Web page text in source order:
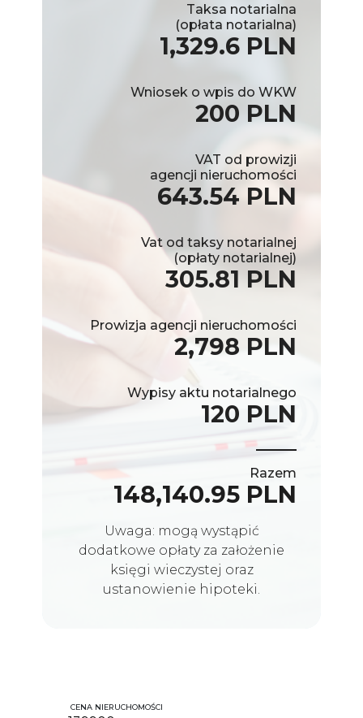
Taksa notarialna
(opłata notarialna)
1,329.6 PLN
Wniosek o wpis do WKW
200 PLN
VAT od prowizji
agencji nieruchomości
643.54 PLN
Vat od taksy notarialnej
(opłaty notarialnej)
305.81 PLN
Prowizja agencji nieruchomości
2,798 PLN
Wypisy aktu notarialnego
120 PLN
Razem
148,140.95 PLN
Uwaga: mogą wystąpić
dodatkowe opłaty za założenie
księgi wieczystej oraz
ustanowienie hipoteki.
CENA NIERUCHOMOŚCI